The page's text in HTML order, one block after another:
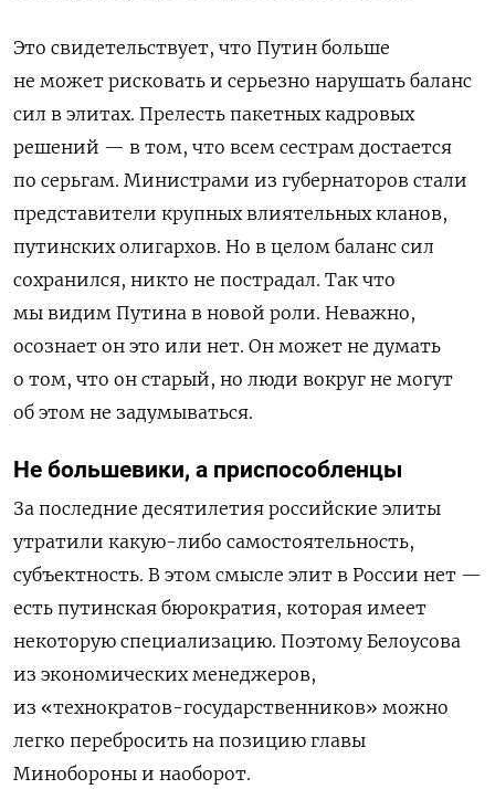
Это свидетельствует, что Путин больше
не может рисковать и серьезно нарушать баланс
сил в элитах. Прелесть пакетных кадровых
решений — в том, что всем сестрам достается
по серьгам. Министрами из губернаторов стали
представители крупных влиятельных кланов,
путинских олигархов. Но в целом баланс сил
сохранился, никто не пострадал. Так что
мы видим Путина в новой роли. Неважно,
осознает он это или нет. Он может не думать
о том, что он старый, но люди вокруг не могут
об этом не задумываться.
Не большевики, а приспособленцы
За последние десятилетия российские элиты
утратили какую-либо самостоятельность,
субъектность. В этом смысле элит в России нет —
есть путинская бюрократия, которая имеет
некоторую специализацию. Поэтому Белоусова
из экономических менеджеров,
из «технократов-государственников» можно
легко перебросить на позицию главы
Минобороны и наоборот.